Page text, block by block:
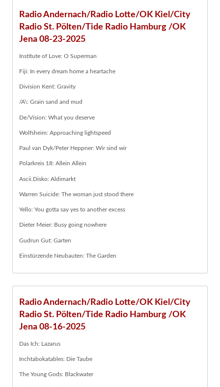
Radio Andernach/Radio Lotte/OK Kiel/City
Radio St. Pölten/Tide Radio Hamburg /OK
Jena 08-23-2025
Institute of Love: O Superman
Fiji: In every dream home a heartache
Division Kent: Gravity
/A\: Grain sand and mud
De/Vision: What you deserve
Wolfsheim: Approaching lightspeed
Paul van Dyk/Peter Heppner: Wir sind wir
Polarkreis 18: Allein Allein
Ascii.Disko: Aldimarkt
Warren Suicide: The woman just stood there
Yello: You gotta say yes to another excess
Dieter Meier: Busy going nowhere
Gudrun Gut: Garten
Einstürzende Neubauten: The Garden
Radio Andernach/Radio Lotte/OK Kiel/City
Radio St. Pölten/Tide Radio Hamburg /OK
Jena 08-16-2025
Das Ich: Lazarus
Inchtabokatables: Die Taube
The Young Gods: Blackwater